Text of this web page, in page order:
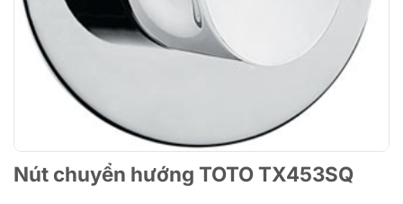
Nút chuyển hướng TOTO TX453SQ